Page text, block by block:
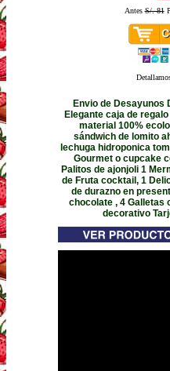
AntesS/. 81
Envio de Desayunos
Elegante caja de
material 100%
sándwich de lomito
lechuga hidroponica
Gourmet o cupcake
Palitos de ajonjoli 1
de Fruta cocktail, 1
de durazno en
chocolate , 4 Galletas
decorativo